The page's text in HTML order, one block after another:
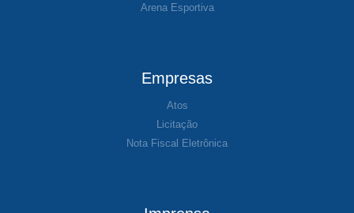
Arena Esportiva
Empresas
Atos
Licitação
Nota Fiscal Eletrônica